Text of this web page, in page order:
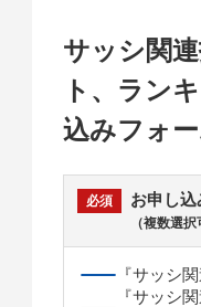
サッシ関
ト、ラン
込みフォ
お申し込
（複数選択
『サッシ
『サッシ